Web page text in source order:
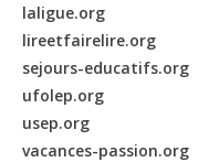
laligue.org
lireetfairelire.org
sejours-educatifs.org
ufolep.org
usep.org
vacances-passion.org